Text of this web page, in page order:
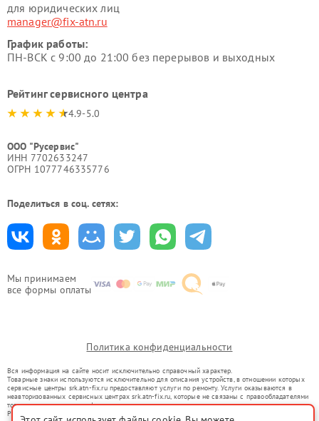
Мы принимаем
все формы оплаты
для юридических лиц
manager@fix-atn.ru
График работы:
ПН-ВСК с 9:00 до 21:00 без перерывов и выходных
Рейтинг сервисного центра
4.9-5.0
ООО "Русервис"
ИНН 7702633247
ОГРН 1077746335776
Поделиться в соц. сетях:
Политика конфиденциальности
Вся информация на сайте носит исключительно справочный характер.
Товарные знаки используются исключительно для описания устройств, в отношении которых
сервисные центры srk.atn-fix.ru предоставляют услуги по ремонту. Услуги оказываются в
неавторизованных сервисных центрах srk.atn-fix.ru, которые не связаны с правообладателями
товарных знаков или их официальными представителями.
Ремонт осуществляется для устройств, уже введенных в гражданский оборот в соответствии